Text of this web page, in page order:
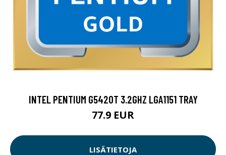
INTEL PENTIUM G5420T 3.2GHZ LGA1151 TRAY
77.9 EUR
LISÄTIETOJA